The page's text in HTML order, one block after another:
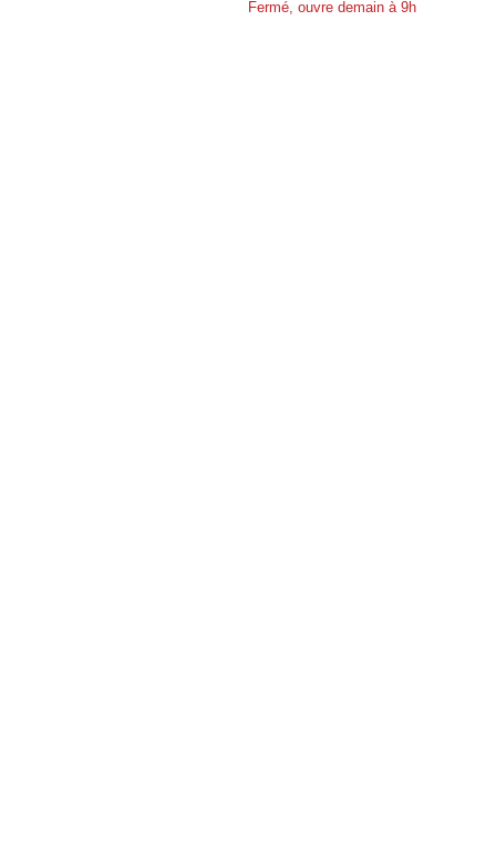
Fermé, ouvre demain à 9h